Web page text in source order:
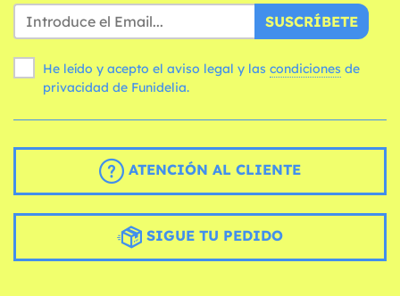
SUSCRÍBETE
He leído y acepto el aviso legal y las condiciones
privacidad de Funidelia.
ATENCIÓN AL CLIENTE
SIGUE TU PEDIDO